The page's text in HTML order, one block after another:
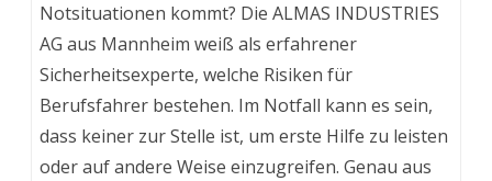
Notsituationen kommt? Die ALMAS INDUSTRIES
AG aus Mannheim weiß als erfahrener
Sicherheitsexperte, welche Risiken für
Berufsfahrer bestehen. Im Notfall kann es sein,
dass keiner zur Stelle ist, um erste Hilfe zu leisten
oder auf andere Weise einzugreifen. Genau aus